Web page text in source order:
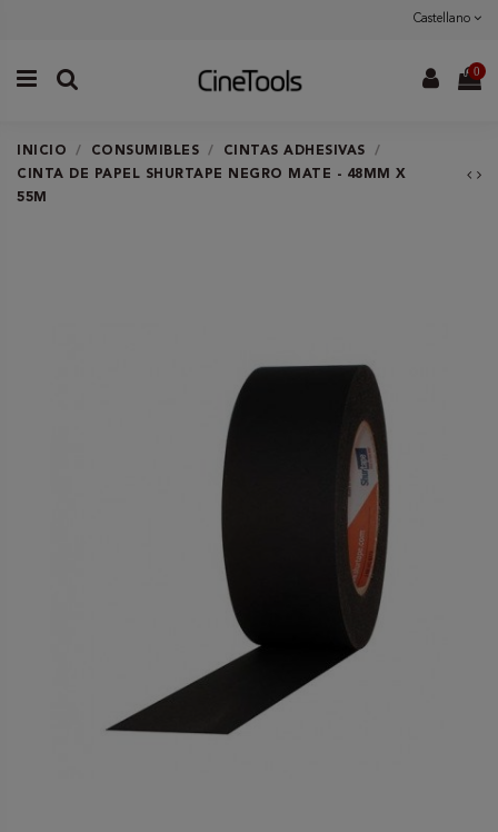
Castellano
0
INICIO CONSUMIBLES
CINTAS ADHESIVAS
CINTA DE PAPEL SHURTAPE NEGRO MATE - 48MM X
55M